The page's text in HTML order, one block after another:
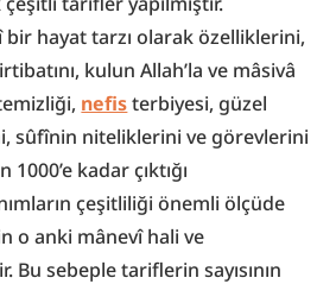
kulun Allah’la ve mâsivâ
nefis terbiyesi, güzel
sûfînin niteliklerini ve görevlerini
kadar çıktığı
çeşitliliği önemli ölçüde
o anki mânevî hali ve
Bu sebeple tariflerin sayısının